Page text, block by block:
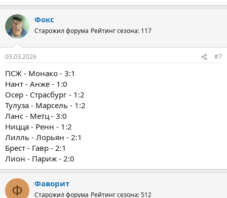
Фокс
Старожил форума Рейтинг сезона: 117
03.03.2026 #7
ПСЖ - Монако - 3:1
Нант - Анже - 1:0
Осер - Страсбург - 1:2
Тулуза - Марсель - 1:2
Ланс - Метц - 3:0
Ницца - Ренн - 1:2
Лилль - Лорьян - 2:1
Брест - Гавр - 2:1
Лион - Париж - 2:0
Ф Фаворит
Старожил форума Рейтинг сезона: 512